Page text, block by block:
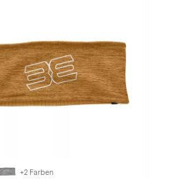
+2 Farben